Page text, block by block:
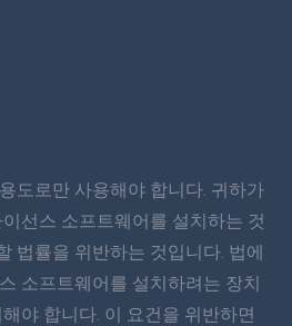
도로만 사용해야 합니다. 귀하가
선스 소프트웨어를 설치하는 것
법률을 위반하는 것입니다. 법에
소프트웨어를 설치하려는 장치
야 합니다. 이 요건을 위반하면